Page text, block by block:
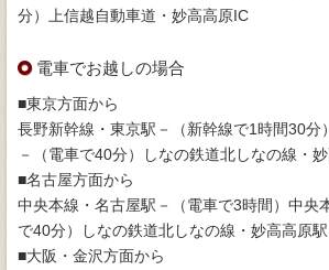
分）上信越自動車道・妙高高原IC
電車でお越しの場合
■東京方面から
長野新幹線・東京駅－（新幹線で1時間30分
－（電車で40分）しなの鉄道北しなの線・
■名古屋方面から
中央本線・名古屋駅－（電車で3時間）中央
で40分）しなの鉄道北しなの線・妙高高原駅
■大阪・金沢方面から